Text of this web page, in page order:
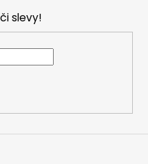
slevy!